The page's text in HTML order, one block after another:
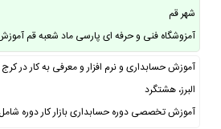
شهر قم
آمزوشگاه فنی و حرفه ای پارسی ماد شعبه قم آموزش
آموزش حسابداری و نرم افزار و معرفی به کار در
البرز، هشتگرد
آموزش تخصصی دوره حسابداری بازار کار دوره